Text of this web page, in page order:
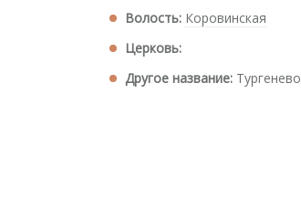
Волость: Коровинская
Церковь:
Другое название: Тургенево